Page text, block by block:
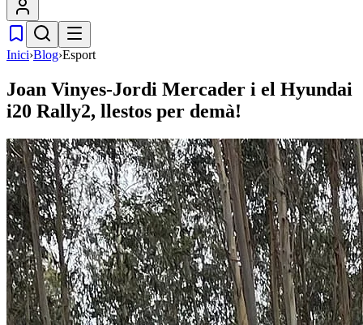
Inici›Blog›Esport
Joan Vinyes-Jordi Mercader i el Hyundai
i20 Rally2, llestos per demà!